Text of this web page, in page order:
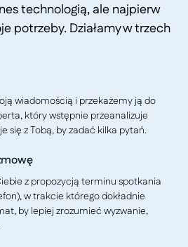
technologią, ale najpierw
potrzeby. Działamy w trzech
wiadomością i przekażemy ją do
który wstępnie przeanalizuje
się z Tobą, by zadać kilka pytań.
z propozycją terminu spotkania
w trakcie którego dokładnie
by lepiej zrozumieć wyzwanie,